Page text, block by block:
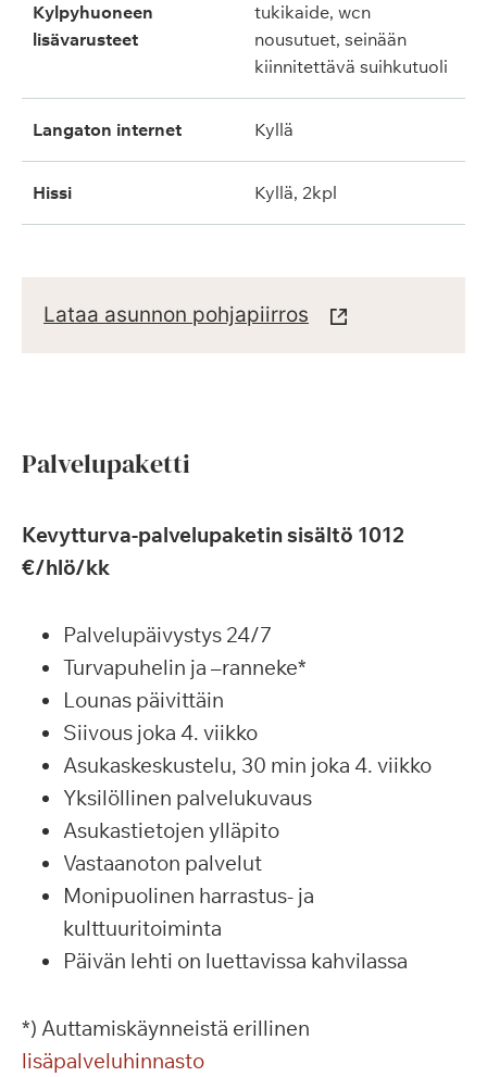
kylpyhuoneen
lisävarusteet
tukikaide, wcn
nousutuet, seinään
kiinnitettävä suihkutuoli
langaton internet kyllä
hissi kyllä, 2kpl
Lataa asunnon pohjapiirros
Palvelupaketti
Kevytturva-palvelupaketin sisältö 1012
€/hlö/kk
Palvelupäivystys 24/7
Turvapuhelin ja –ranneke*
Lounas päivittäin
Siivous joka 4. viikko
Asukaskeskustelu, 30 min joka 4. viikko
Yksilöllinen palvelukuvaus
Asukastietojen ylläpito
Vastaanoton palvelut
Monipuolinen harrastus- ja
kulttuuritoiminta
Päivän lehti on luettavissa kahvilassa
*) Auttamiskäynneistä erillinen
lisäpalveluhinnasto